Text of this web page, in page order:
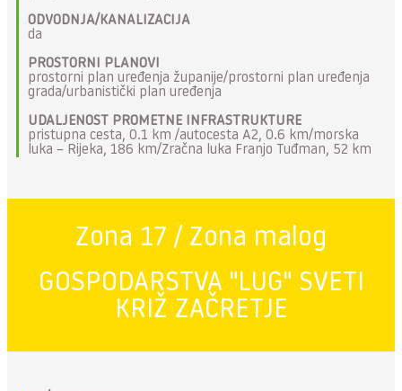
ODVODNJA/KANALIZACIJA
da
PROSTORNI PLANOVI
prostorni plan uređenja županije/prostorni plan uređenja
grada/urbanistički plan uređenja
UDALJENOST PROMETNE INFRASTRUKTURE
pristupna cesta, 0.1 km /autocesta A2, 0.6 km/morska
luka – Rijeka, 186 km/Zračna luka Franjo Tuđman, 52 km
Zona 17 / Zona malog
GOSPODARSTVA "LUG" SVETI
KRIŽ ZAČRETJE